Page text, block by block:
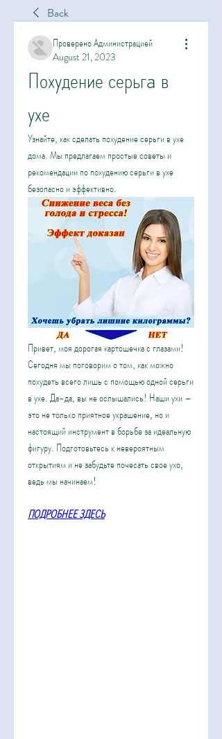
Back
Проверено Администрацией
August 21, 2023
Похудение серьгa в
ухе
Узнайте, как сделать похудение серьги в ухе
дома. Мы предлагаем простые советы и
рекомендации по похудению серьги в ухе
безопасно и эффективно.
Привет, моя дорогая картошечка с глазами!
Сегодня мы поговорим о том, как можно
похудеть всего лишь с помощью одной серьги
в ухе. Да-да, вы не ослышались! Наши ухи –
это не только приятное украшение, но и
настоящий инструмент в борьбе за идеальную
фигуру. Подготовьтесь к невероятным
открытиям и не забудьте почесать свое ухо,
ведь мы начинаем!
ПОДРОБНЕЕ ЗДЕСЬ